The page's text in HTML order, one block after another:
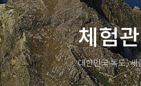
체험
대한민국 독도, 세